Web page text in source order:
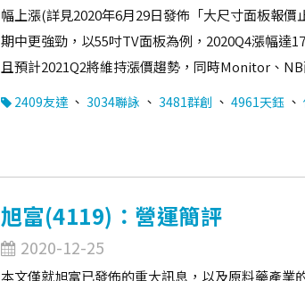
幅上漲(詳見2020年6月29日發佈「大尺寸面板報
期中更強勁，以55吋TV面板為例，2020Q4漲幅達
且預計2021Q2將維持漲價趨勢，同時Monitor、
2409友達 、 3034聯詠 、 3481群創 、 4961天鈺 、
旭富(4119)：營運簡評
2020-12-25
本文僅就旭富已發佈的重大訊息，以及原料藥產業